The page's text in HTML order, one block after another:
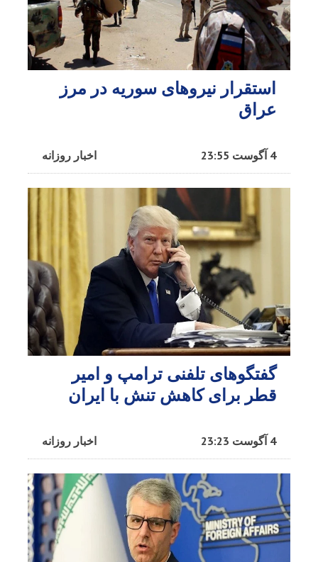
استقرار نیروهای سوریه در مرز
عراق
اخبار روزانه 4 آگوست 23:55
گفتگوهای تلفنی ترامپ و امیر
قطر برای کاهش تنش با ایران​
اخبار روزانه 4 آگوست 23:23